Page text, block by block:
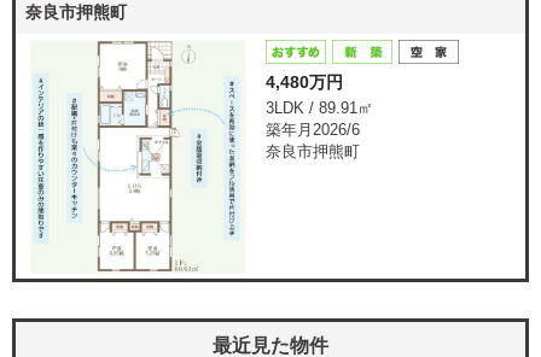
奈良市押熊町
4,480万円
3LDK / 89.91㎡
築年月2026/6
奈良市押熊町
最近見た物件